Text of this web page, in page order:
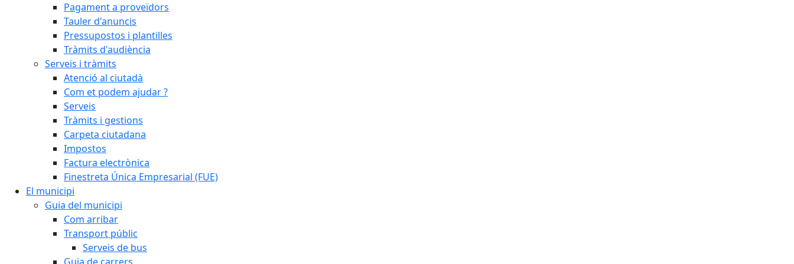
Pagament a proveïdors
Tauler d'anuncis
Pressupostos i plantilles
Tràmits d'audiència
Serveis i tràmits
Atenció al ciutadà
Com et podem ajudar ?
Serveis
Tràmits i gestions
Carpeta ciutadana
Impostos
Factura electrònica
Finestreta Única Empresarial (FUE)
El municipi
Guia del municipi
Com arribar
Transport públic
Serveis de bus